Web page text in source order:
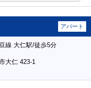
アパート
線 大仁駅/徒歩5分
大仁 423-1